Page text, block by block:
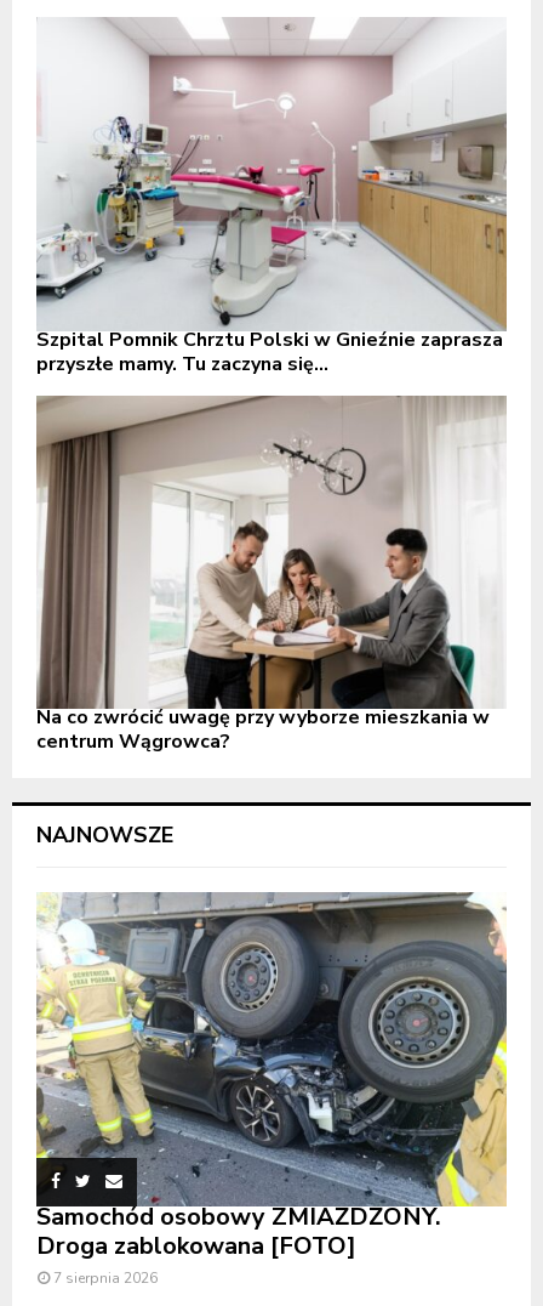
Szpital Pomnik Chrztu Polski w Gnieźnie zaprasza
przyszłe mamy. Tu zaczyna się...
Na co zwrócić uwagę przy wyborze mieszkania w
centrum Wągrowca?
NAJNOWSZE
Samochód osobowy ZMIAŻDŻONY.
Droga zablokowana [FOTO]
7 sierpnia 2026